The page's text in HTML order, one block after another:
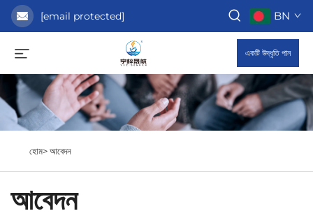
[email protected] BN
একটি উদ্ধৃতি পান
হোম>আবেদন
আবেদন